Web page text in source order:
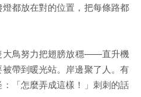
都放在對的位置，把每條路都
大鳥努力把翅膀放穩——直升機
帶到暖光站。岸邊聚了人。有
「怎麼弄成這樣！」刺刺的話